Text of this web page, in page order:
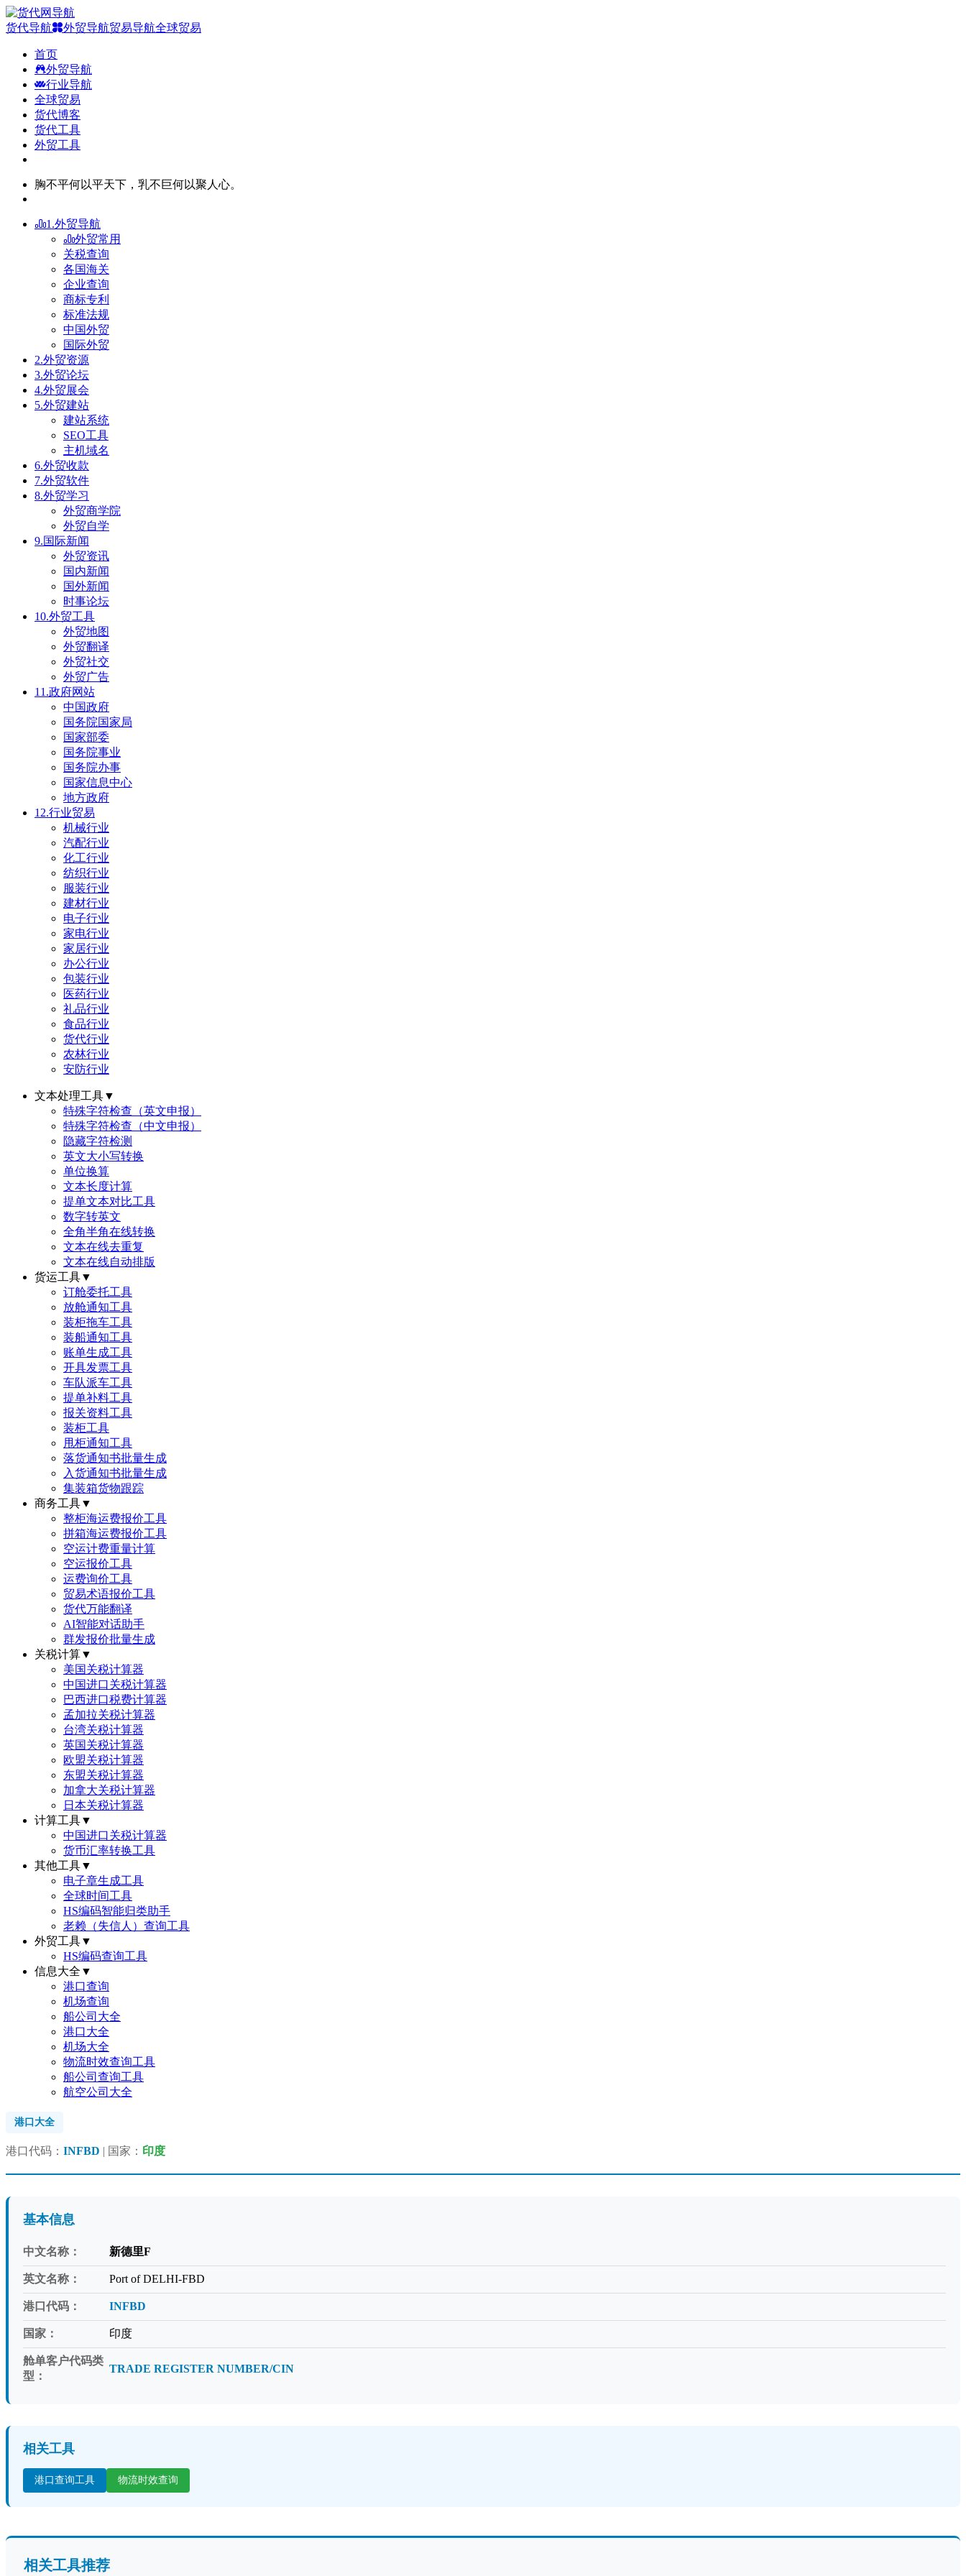
货代导航 外贸导航贸易导航全球贸易
首页
外贸导航
行业导航
全球贸易
货代博客
货代工具
外贸工具
胸不平何以平天下，乳不巨何以聚人心。
1.外贸导航
外贸常用
关税查询
各国海关
企业查询
商标专利
标准法规
中国外贸
国际外贸
2.外贸资源
3.外贸论坛
4.外贸展会
5.外贸建站
建站系统
SEO工具
主机域名
6.外贸收款
7.外贸软件
8.外贸学习
外贸商学院
外贸自学
9.国际新闻
外贸资讯
国内新闻
国外新闻
时事论坛
10.外贸工具
外贸地图
外贸翻译
外贸社交
外贸广告
11.政府网站
中国政府
国务院国家局
国家部委
国务院事业
国务院办事
国家信息中心
地方政府
12.行业贸易
机械行业
汽配行业
化工行业
纺织行业
服装行业
建材行业
电子行业
家电行业
家居行业
办公行业
包装行业
医药行业
礼品行业
食品行业
货代行业
农林行业
安防行业
文本处理工具▼
特殊字符检查（英文申报）
特殊字符检查（中文申报）
隐藏字符检测
英文大小写转换
单位换算
文本长度计算
提单文本对比工具
数字转英文
全角半角在线转换
文本在线去重复
文本在线自动排版
货运工具▼
订舱委托工具
放舱通知工具
装柜拖车工具
装船通知工具
账单生成工具
开具发票工具
车队派车工具
提单补料工具
报关资料工具
装柜工具
甩柜通知工具
落货通知书批量生成
入货通知书批量生成
集装箱货物跟踪
商务工具▼
整柜海运费报价工具
拼箱海运费报价工具
空运计费重量计算
空运报价工具
运费询价工具
贸易术语报价工具
货代万能翻译
AI智能对话助手
群发报价批量生成
关税计算▼
美国关税计算器
中国进口关税计算器
巴西进口税费计算器
孟加拉关税计算器
台湾关税计算器
英国关税计算器
欧盟关税计算器
东盟关税计算器
加拿大关税计算器
日本关税计算器
计算工具▼
中国进口关税计算器
货币汇率转换工具
其他工具▼
电子章生成工具
全球时间工具
HS编码智能归类助手
老赖（失信人）查询工具
外贸工具▼
HS编码查询工具
信息大全 ▼
港口查询
机场查询
船公司大全
港口大全
机场大全
物流时效查询工具
船公司查询工具
航空公司大全
港口大全
港口代码： INFBD | 国家： 印度
基本信息
中文名称： 新德里F
英文名称： Port of DELHI-FBD
港口代码： INFBD
国家： 印度
舱单客户代码类
型：
TRADE REGISTER NUMBER/CIN
相关工具
港口查询工具 物流时效查询
相关工具推荐